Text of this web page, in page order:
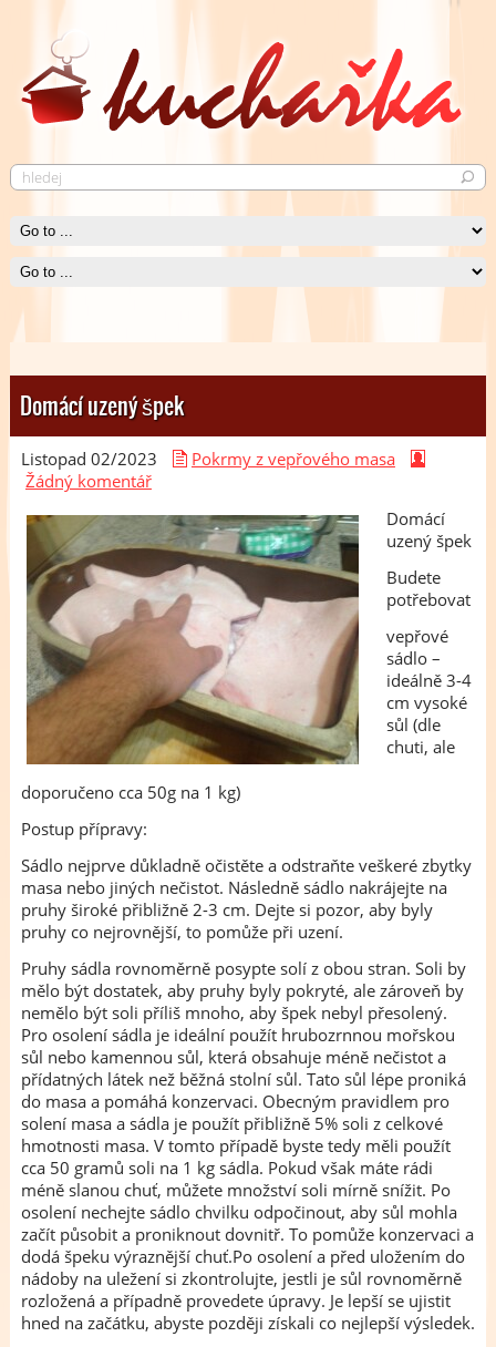
Pečené kuře
Krásně křupavé pečené kuře neurazí snád žádného jedlíka.
Saláty
V kuchařce najdete široké spektrum jak zeleninových, tak ovocných
salátů.
Domácí uzený špek
Listopad 02/2023
Pokrmy z vepřového masa
Žádný komentář
Domácí
uzený špek
Budete
potřebovat
vepřové
sádlo –
ideálně 3-4
cm vysoké
sůl (dle
chuti, ale
doporučeno cca 50g na 1 kg)
Postup přípravy:
Sádlo nejprve důkladně očistěte a odstraňte veškeré zbytky
masa nebo jiných nečistot. Následně sádlo nakrájejte na
pruhy široké přibližně 2-3 cm. Dejte si pozor, aby byly
pruhy co nejrovnější, to pomůže při uzení.
Pruhy sádla rovnoměrně posypte solí z obou stran. Soli by
mělo být dostatek, aby pruhy byly pokryté, ale zároveň by
nemělo být soli příliš mnoho, aby špek nebyl přesolený.
Pro osolení sádla je ideální použít hrubozrnnou mořskou
sůl nebo kamennou sůl, která obsahuje méně nečistot a
přídatných látek než běžná stolní sůl. Tato sůl lépe proniká
do masa a pomáhá konzervaci. Obecným pravidlem pro
solení masa a sádla je použít přibližně 5% soli z celkové
hmotnosti masa. V tomto případě byste tedy měli použít
cca 50 gramů soli na 1 kg sádla. Pokud však máte rádi
méně slanou chuť, můžete množství soli mírně snížit. Po
osolení nechejte sádlo chvilku odpočinout, aby sůl mohla
začít působit a proniknout dovnitř. To pomůže konzervaci a
dodá špeku výraznější chuť.Po osolení a před uložením do
nádoby na uležení si zkontrolujte, jestli je sůl rovnoměrně
rozložená a případně provedete úpravy. Je lepší se ujistit
hned na začátku, abyste později získali co nejlepší výsledek.